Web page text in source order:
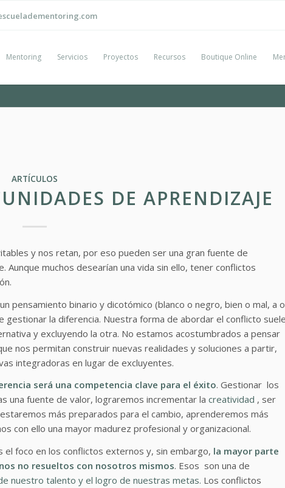
Mentoring Servicios Proyectos Recursos Boutique Online
ARTÍCULOS
DE APRENDIZAJE
y nos retan, por eso pueden ser una gran fuente de
muchos desearían una vida sin ello, tener conflictos
pensamiento binario y dicotómico (blanco o negro, bien o mal, a o
gestionar la diferencia. Nuestra forma de abordar el conflicto
y excluyendo la otra. No estamos acostumbrados a pensar
nos permitan construir nuevas realidades y soluciones a partir,
integradoras en lugar de excluyentes.
será una competencia clave para el éxito. Gestionar los
una fuente de valor, lograremos incrementar la creatividad , ser
más preparados para el cambio, aprenderemos más
con ello una mayor madurez profesional y organizacional.
el foco en los conflictos externos y, sin embargo, la mayor parte
no resueltos con nosotros mismos. Esos son una de
nuestro talento y el logro de nuestras metas. Los conflictos